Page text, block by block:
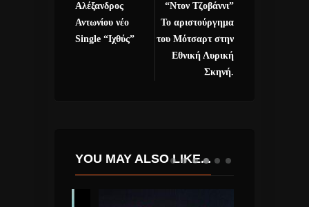
Αλέξανδρος
Αντωνίου νέο
Single “Ιχθύς”
“Ντον Τζοβάννι”
Το αριστούργημα
του Μότσαρτ στην
Εθνική Λυρική
Σκηνή.
YOU MAY ALSO LIKE...